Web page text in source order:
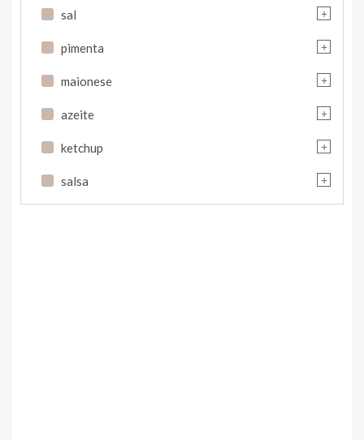
+
sal
+
pimenta
+
maionese
+
azeite
+
ketchup
+
salsa